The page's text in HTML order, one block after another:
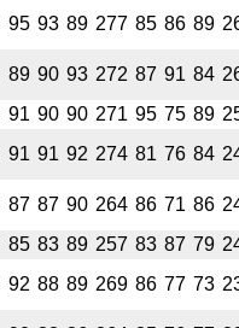
95 93 89 277 85 86 89
89 90 93 272 87 91 84
91 90 90 271 95 75 89
91 91 92 274 81 76 84
87 87 90 264 86 71 86
85 83 89 257 83 87 79
92 88 89 269 86 77 73